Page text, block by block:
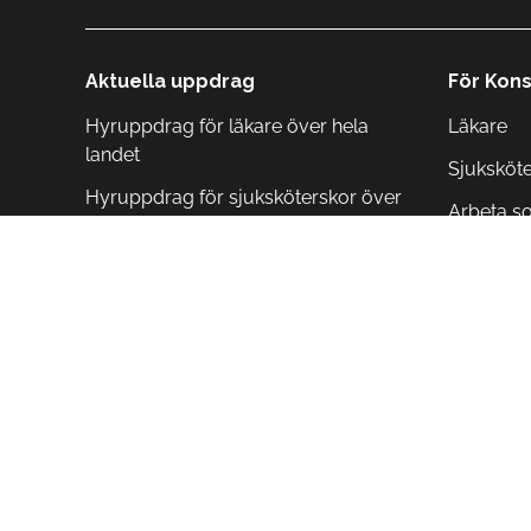
Aktuella uppdrag
Hyruppdrag för läkare över hela
landet
Hyruppdrag för sjuksköterskor över
För
Läkare
Arbeta